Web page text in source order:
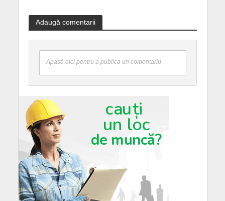
Adaugă comentarii
Apasă aici pentru a publica un comentariu